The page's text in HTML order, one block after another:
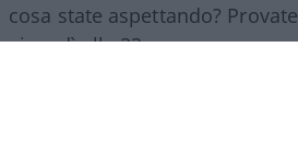
cosa state aspettando? Provate
giovedì alle 23